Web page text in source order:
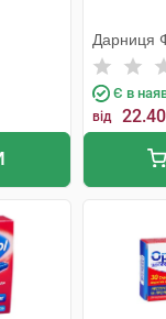
Дарниця
Є в
від 22.40